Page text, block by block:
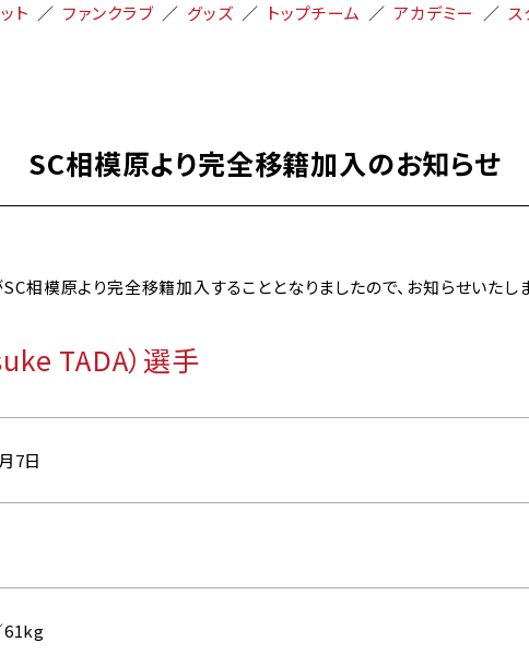
ト ファンクラブ グッズ トップチーム アカデミー
相模原より完全移籍加入のお知らせ
相模原より完全移籍加入することとなりましたので、お知らせいたし
TADA）選手
7日
61kg